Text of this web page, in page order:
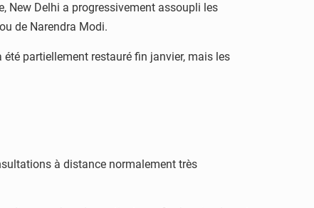
New Delhi a progressivement assoupli les
de Narendra Modi.
partiellement restauré fin janvier, mais les
à distance normalement très